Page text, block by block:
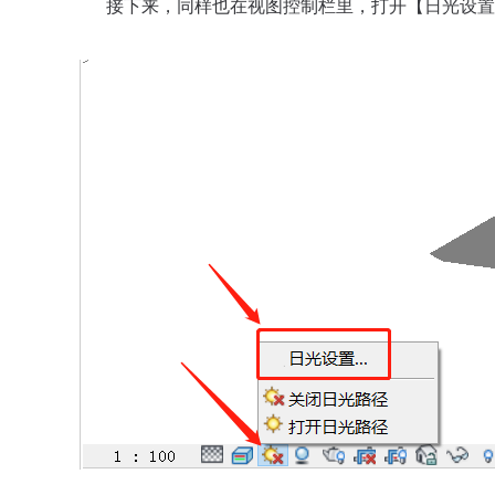
接下来，同样也在视图控制栏里，打开【日光设